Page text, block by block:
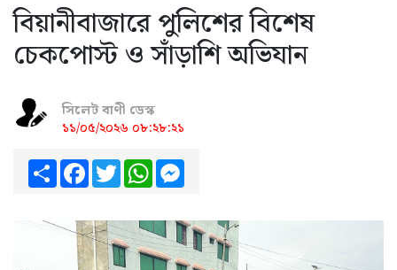
বিয়ানীবাজারে পুলিশের বিশেষ
চেকপোস্ট ও সাঁড়াশি অভিযান
সিলেট বাণী ডেস্ক
১১/০৫/২০২৬ ০৮:২৮:২১
ShareFacebook
TwitterWhatsApp